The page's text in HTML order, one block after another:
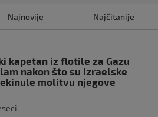
Najnovije Najčitanije
kapetan iz flotile za Gazu
nakon što su izraelske
molitvu njegove